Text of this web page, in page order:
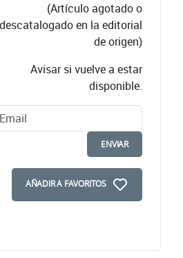
(Artículo agotado o
descatalogado en la editorial
de origen)
Avisar si vuelve a estar
disponible.
ENVIAR
AÑADIR A FAVORITOS